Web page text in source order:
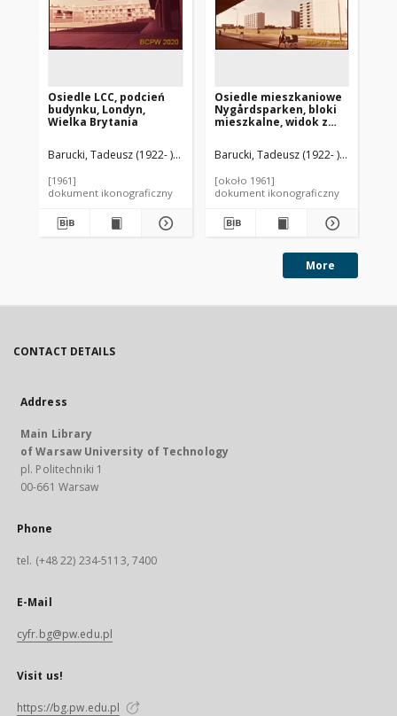
Osiedle LCC, podcień
budynku, Londyn,
Wielka Brytania
Barucki, Tadeusz (1922- ). Fotograf
[1961]
dokument ikonograficzny
Osiedle mieszkaniowe
Nygårdsparken, bloki
mieszkalne, widok z
Dania
Barucki, Tadeusz (1922- ). Fotograf
[około 1961]
dokument ikonograficzny
More
CONTACT DETAILS
Address
Main Library
of Warsaw University of Technology
pl. Politechniki 1
00-661 Warsaw
Phone
tel. (+48 22) 234-5113, 7400
E-Mail
cyfr.bg@pw.edu.pl
Visit us!
https://bg.pw.edu.pl